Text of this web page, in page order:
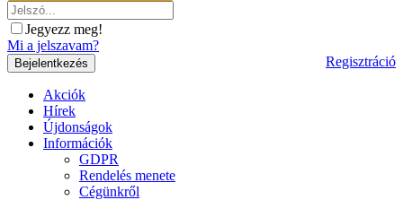
Jegyezz meg!
Mi a jelszavam?
Regisztráció
Akciók
Hírek
Újdonságok
Információk
GDPR
Rendelés menete
Cégünkről